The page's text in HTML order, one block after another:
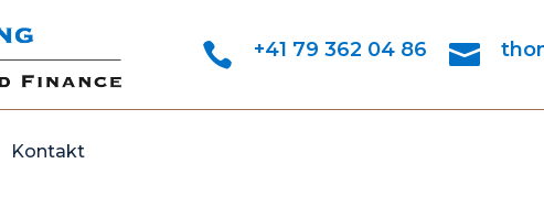
 +41 79 362 04 86 
Kontakt